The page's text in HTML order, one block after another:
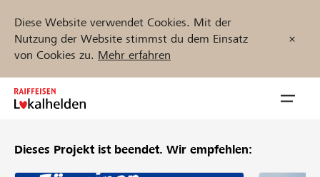
Diese Website verwendet Cookies. Mit der
Nutzung der Website stimmst du dem Einsatz
von Cookies zu. Mehr erfahren
Zum
Inhalt
Dieses Projekt ist beendet. Wir empfehlen: